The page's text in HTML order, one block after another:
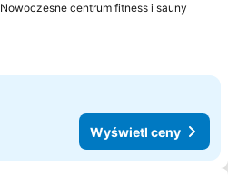
Nowoczesne centrum fitness i sauny
Wyświetl ceny